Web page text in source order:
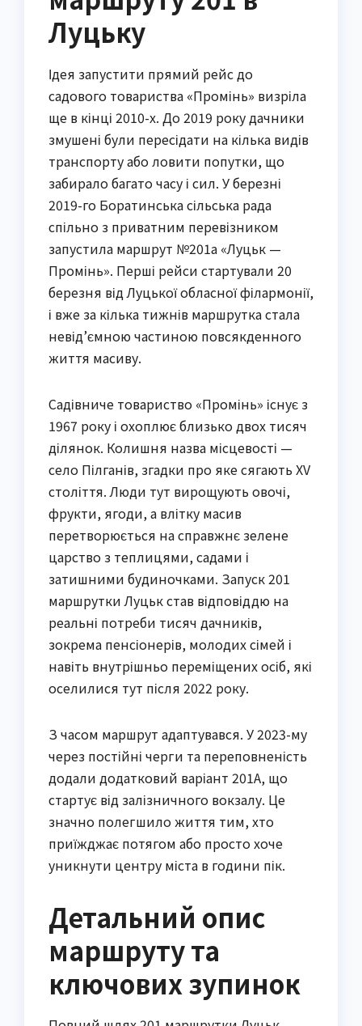
Луцьку
Ідея запустити прямий рейс до
садового товариства «Промінь» визріла
ще в кінці 2010-х. До 2019 року дачники
змушені були пересідати на кілька видів
транспорту або ловити попутки, що
забирало багато часу і сил. У березні
2019-го Боратинська сільська рада
спільно з приватним перевізником
запустила маршрут №201а «Луцьк —
Промінь». Перші рейси стартували 20
березня від Луцької обласної філармонії,
і вже за кілька тижнів маршрутка стала
невід’ємною частиною повсякденного
життя масиву.
Садівниче товариство «Промінь» існує з
1967 року і охоплює близько двох тисяч
ділянок. Колишня назва місцевості —
село Пілганів, згадки про яке сягають XV
століття. Люди тут вирощують овочі,
фрукти, ягоди, а влітку масив
перетворюється на справжнє зелене
царство з теплицями, садами і
затишними будиночками. Запуск 201
маршрутки Луцьк став відповіддю на
реальні потреби тисяч дачників,
зокрема пенсіонерів, молодих сімей і
навіть внутрішньо переміщених осіб, які
оселилися тут після 2022 року.
З часом маршрут адаптувався. У 2023-му
через постійні черги та переповненість
додали додатковий варіант 201А, що
стартує від залізничного вокзалу. Це
значно полегшило життя тим, хто
приїжджає потягом або просто хоче
уникнути центру міста в години пік.
Детальний опис
маршруту та
ключових зупинок